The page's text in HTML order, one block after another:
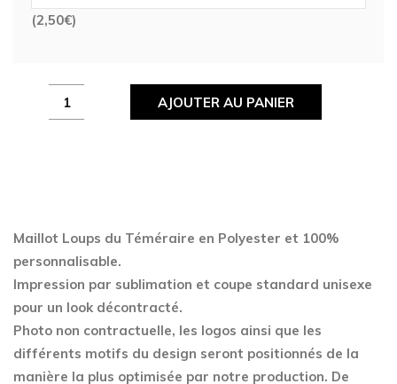
(2,50€)
Maillot
Loups
AJOUTER AU PANIER
Maillot Loups du Téméraire en Polyester et 100%
personnalisable.
Impression par sublimation et coupe standard unisexe
pour un look décontracté.
Photo non contractuelle, les logos ainsi que les
différents motifs du design seront positionnés de la
manière la plus optimisée par notre production. De